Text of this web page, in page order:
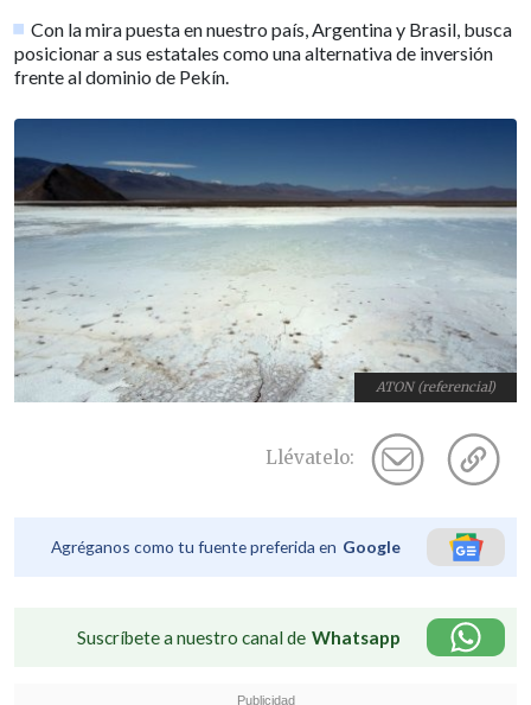
Con la mira puesta en nuestro país, Argentina y Brasil, busca
posicionar a sus estatales como una alternativa de inversión
frente al dominio de Pekín.
ATON (referencial)
Llévatelo:
Agréganos como tu fuente preferida en Google
Suscríbete a nuestro canal de Whatsapp